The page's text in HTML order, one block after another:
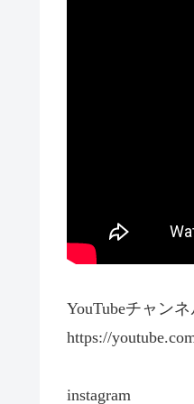
YouTubeチャン
https://
instagram